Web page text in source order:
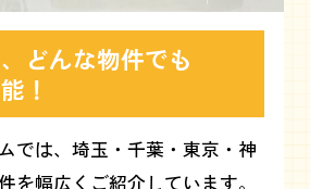
どんな物件でも
！
では、埼玉・千葉・東京・神
を幅広くご紹介しています。